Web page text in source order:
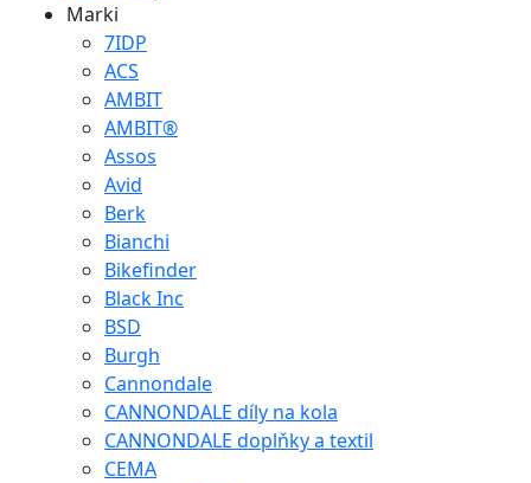
Marki
7IDP
ACS
AMBIT
AMBIT®
Assos
Avid
Berk
Bianchi
Bikefinder
Black Inc
BSD
Burgh
Cannondale
CANNONDALE díly na kola
CANNONDALE doplňky a textil
CEMA